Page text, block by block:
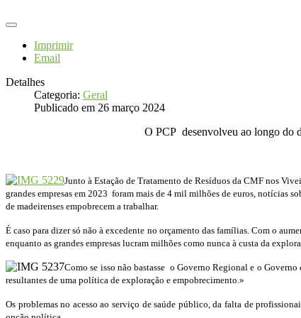
Imprimir
Email
Detalhes
Categoria: Geral
Publicado em 26 março 2024
O PCP desenvolveu ao longo do
Junto à Estação de Tratamento de Resíduos da CMF nos
grandes empresas em 2023 foram mais de 4 mil milhões de euros, notícias
de madeirenses empobrecem a trabalhar.
É caso para dizer só não à excedente no orçamento das famílias. Com o
enquanto as grandes empresas lucram milhões como nunca à custa da
Como se isso não bastasse o Governo Regional e o
resultantes de uma política de exploração e empobrecimento.»
Os problemas no acesso ao serviço de saúde público, da falta de